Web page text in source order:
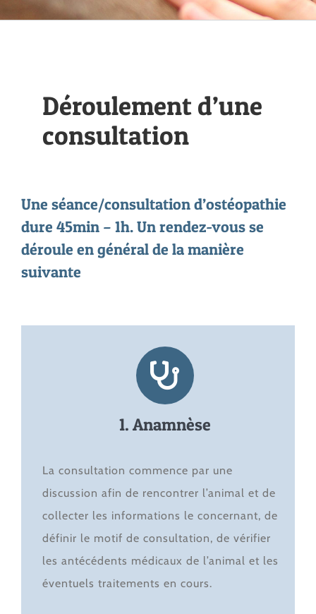
Déroulement d’une
consultation
Une séance/consultation d’ostéopathie
dure 45min – 1h. Un rendez-vous se
déroule en général de la manière
suivante
1. Anamnèse
La consultation commence par une
discussion afin de rencontrer l’animal et de
collecter les informations le concernant, de
définir le motif de consultation, de vérifier
les antécédents médicaux de l’animal et les
éventuels traitements en cours.